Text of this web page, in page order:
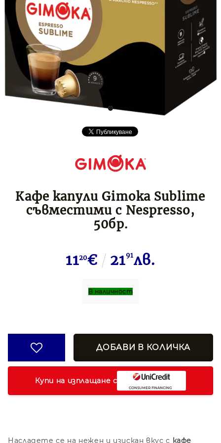
Кафе капули Gimoka Sublime
съвместими с Nespresso,
50бр.
1120€ 2191лв.
В наличност
Насладете се на нежен и изискан вкус с кафе
Купи на изплащане с